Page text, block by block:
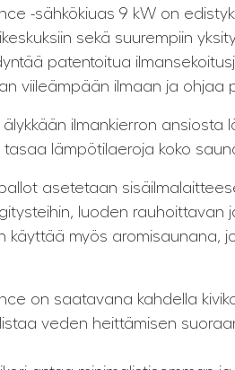
-sähkökiuas 9 kW on
sekä suurempiin
patentoitua
viileämpään ilmaan ja ohjaa
älykkään ilmankierron
tasaa lämpötilaeroja koko
asetetaan
luoden
käyttää myös aromisaunana,
on saatavana kahdella
veden heittämisen